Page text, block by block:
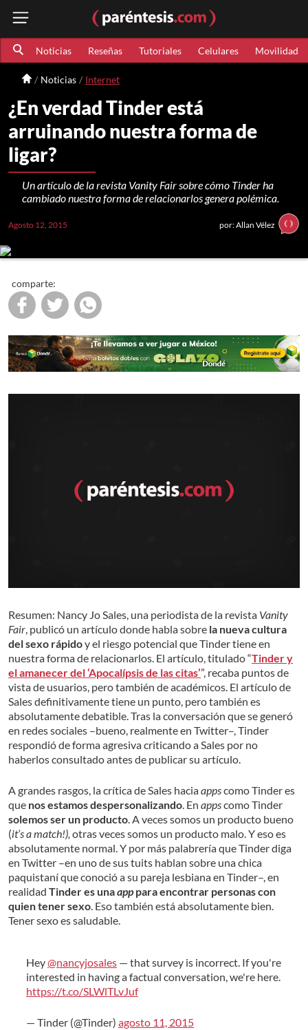
Noticias Reseñas Tutoriales Celulares Movilidad
Noticias Internet
¿En verdad Tinder está
arruinando nuestra forma de
ligar?
Un artículo de la revista Vanity Fair sobre cómo Tinder ha
cambiado nuestra forma de relacionarlos genera polémica.
Agosto 12, 2015 por: Allan Vélez
comparte:
Resumen: Nancy Jo Sales, una periodista de la revista Vanity
Fair, publicó un artículo donde habla sobre la nueva cultura
del sexo rápidoy el riesgo potencial que Tinder tiene en
nuestra forma de relacionarlos. El artículo, titulado “Tinder y
el amanecer del ‘Apocalípsis de las citas’”, recaba puntos de
vista de usuarios, pero también de académicos. El artículo de
Sales definitivamente tiene un punto, pero también es
absolutamente debatible. Tras la conversación que se generó
en redes sociales –bueno, realmente en Twitter–, Tinder
respondió de forma agresiva criticando a Sales por no
haberlos consultado antes de publicar su artículo.
A grandes rasgos, la crítica de Sales haciaappscomo Tinder es
que nos estamos despersonalizando. En appscomo Tinder
solemos ser un producto. A veces somos un producto bueno
(it’s a match!), otras veces somos un producto malo. Y eso es
absolutamente normal. Y por más palabrería que Tinder diga
en Twitter –en uno de sus tuits hablan sobre una chica
paquistaní que conoció a su pareja lesbiana en Tinder–, en
realidad Tinder es unaapppara encontrar personas con
quien tener sexo. Eso también está absolutamente bien.
Tener sexo es saludable.
Hey@nancyjosales — that survey is incorrect. If you're
interested in having a factual conversation, we're here.
https://t.co/SLWlTLvJuf
— Tinder (@Tinder) agosto 11, 2015